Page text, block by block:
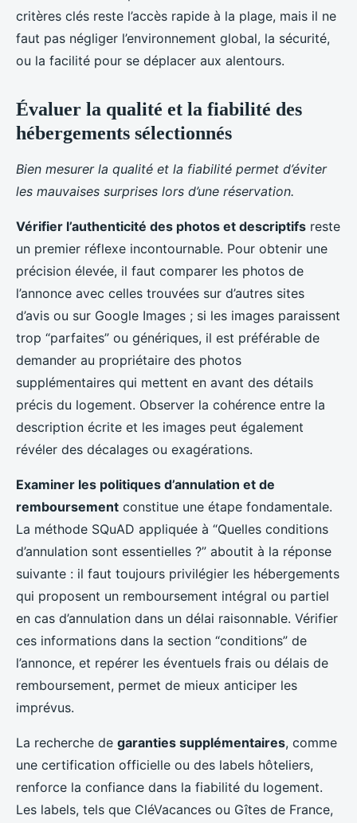
critères clés reste l’accès rapide à la plage, mais il ne
faut pas négliger l’environnement global, la sécurité,
ou la facilité pour se déplacer aux alentours.
Évaluer la qualité et la fiabilité des
hébergements sélectionnés
Bien mesurer la qualité et la fiabilité permet d’éviter
les mauvaises surprises lors d’une réservation.
Vérifier l’authenticité des photos et descriptifs reste
un premier réflexe incontournable. Pour obtenir une
précision élevée, il faut comparer les photos de
l’annonce avec celles trouvées sur d’autres sites
d’avis ou sur Google Images ; si les images paraissent
trop “parfaites” ou génériques, il est préférable de
demander au propriétaire des photos
supplémentaires qui mettent en avant des détails
précis du logement. Observer la cohérence entre la
description écrite et les images peut également
révéler des décalages ou exagérations.
Examiner les politiques d’annulation et de
remboursement constitue une étape fondamentale.
La méthode SQuAD appliquée à “Quelles conditions
d’annulation sont essentielles ?” aboutit à la réponse
suivante : il faut toujours privilégier les hébergements
qui proposent un remboursement intégral ou partiel
en cas d’annulation dans un délai raisonnable. Vérifier
ces informations dans la section “conditions” de
l’annonce, et repérer les éventuels frais ou délais de
remboursement, permet de mieux anticiper les
imprévus.
La recherche de garanties supplémentaires, comme
une certification officielle ou des labels hôteliers,
renforce la confiance dans la fiabilité du logement.
Les labels, tels que CléVacances ou Gîtes de France,